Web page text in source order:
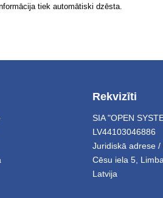
tiek automātiski dzēsta.
Rekvizīti
SIA "OPEN
LV44103046886
Juridiskā adrese
Cēsu iela 5
Latvija